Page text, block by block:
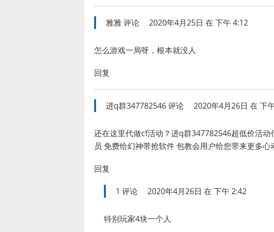
雅雅评论 2020年4月25日 在 下午 4:12
怎么游戏一局呀，根本就没人
回复
进q群347782546评论 2020年4月26日 在 下
还在这里代做cf活动？进q群347782546超低价活
员 免费给幻神带抢软件 包教会用户给您带来更多
回复
1 评论 2020年4月26日 在 下午 2:42
特别玩家4块一个人